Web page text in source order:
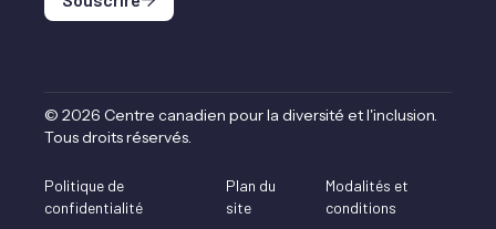
Politique de
confidentialité
Plan du
site
Modalités et
conditions
© 2026 Centre canadien pour la diversité et l'inclusion.
Tous droits réservés.